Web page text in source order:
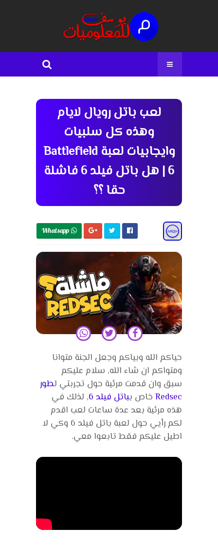
لعب باتل رويال لايام
وهذه كل سلبيات
وايجابيات لعبة Battlefield
6 | هل باتل فيلد 6 فاشلة
حقا ؟؟
Whatsapp 
حياكم الله وبياكم وجعل الجنة متوانا
ومتواكم ان شاء الله, سلام عليكم
سبق وان قدمت مرئية حول تجربتي لطور
Redsec خاص بباتل فيلد 6 , لذلك في
هذه مرئية بعد عدة ساعات لعب اقدم
لكم رأيي حول لعبة باتل فيلد 6 وكي لا
اطيل عليكم فقط تابعوا معي.